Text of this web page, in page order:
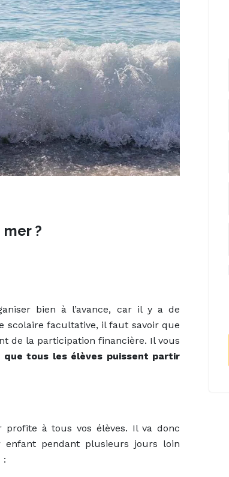
?
bien à l’avance, car il y a de
scolaire facultative, il faut savoir que
de la participation financière. Il vous
que tous les élèves puissent partir
à tous vos élèves. Il va donc
pendant plusieurs jours loin
: